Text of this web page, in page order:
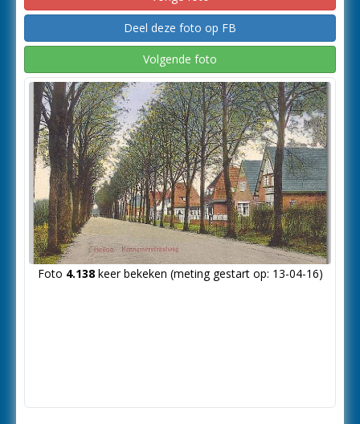
Deel deze foto op FB
Volgende foto
Foto 4.138keer bekeken (meting gestart op: 13-04-16)